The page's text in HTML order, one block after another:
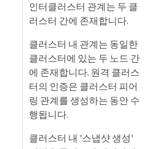
인터클러스터 관계는 두 클
러스터 간에 존재합니다.
클러스터 내 관계는 동일한
클러스터에 있는 두 노드 간
에 존재합니다. 원격 클러스
터의 인증은 클러스터 피어
링 관계를 생성하는 동안 수
행됩니다.
클러스터 내 '스냅샷 생성'